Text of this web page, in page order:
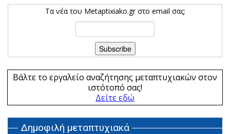
Τα νέα του Metaptixiako.gr στο email σας:
Βάλτε το εργαλείο αναζήτησης μεταπτυχιακών στον
ιστότοπό σας!
Δείτε εδώ
Δημοφιλή μεταπτυχιακά